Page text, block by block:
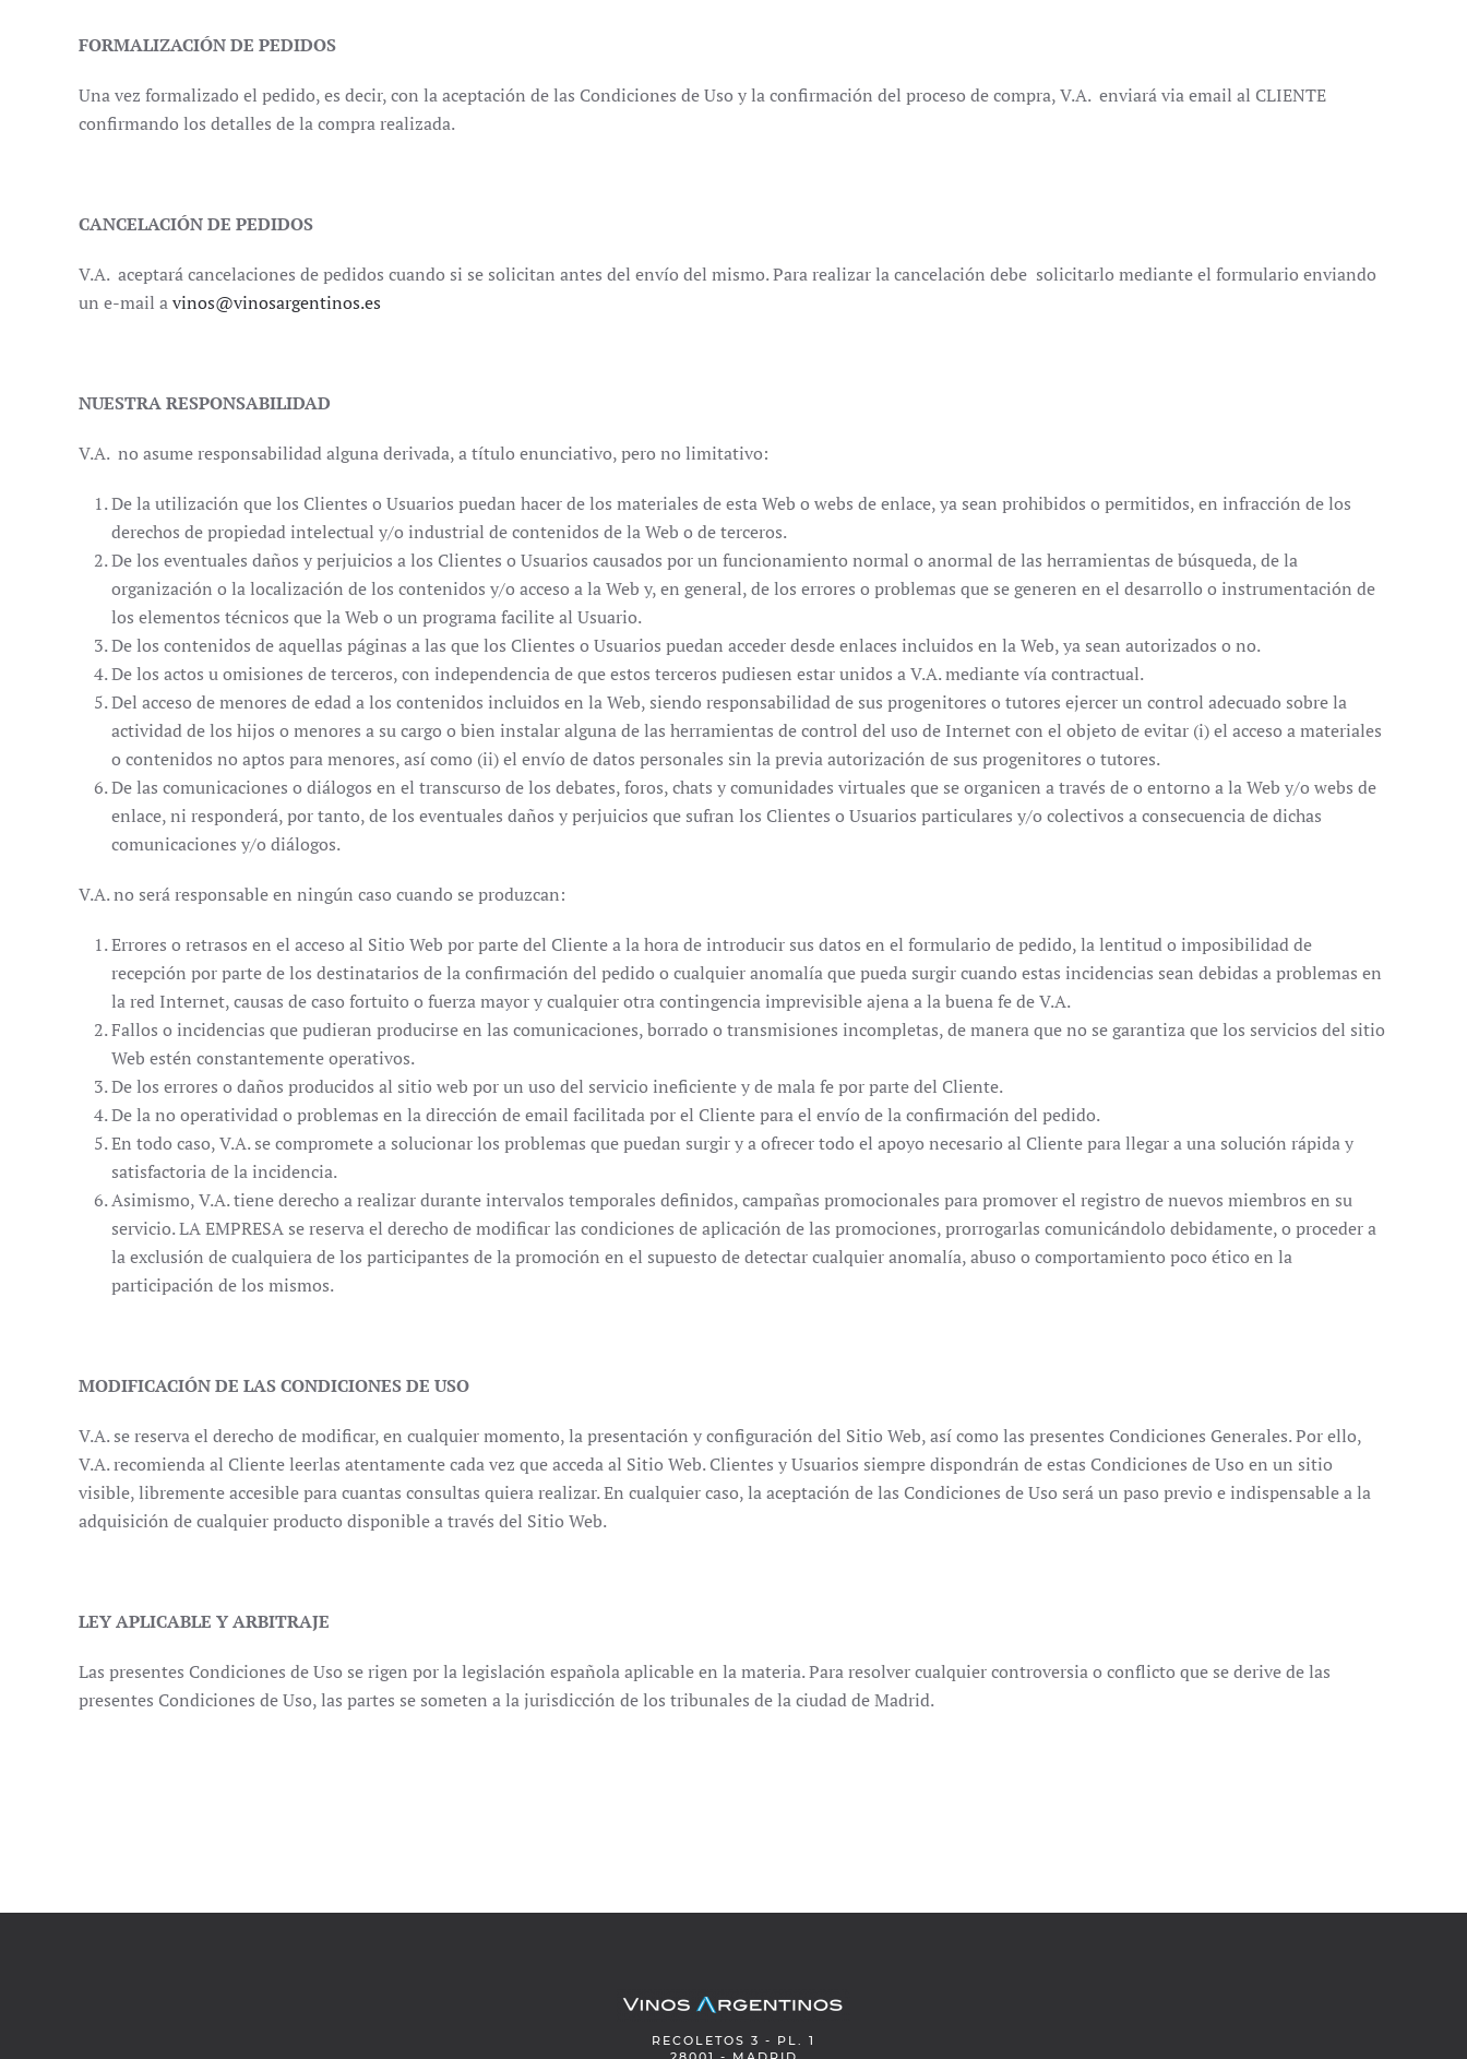
FORMALIZACIÓN DE PEDIDOS
Una vez formalizado el pedido, es decir, con la aceptación de las Condiciones de Uso y la confirmación del proceso de compra, V.A. enviará via email al CLIENTE
confirmando los detalles de la compra realizada.
CANCELACIÓN DE PEDIDOS
V.A. aceptará cancelaciones de pedidos cuando si se solicitan antes del envío del mismo. Para realizar la cancelación debe solicitarlo mediante el formulario enviando
un e-mail avinos@vinosargentinos.es
NUESTRA RESPONSABILIDAD
V.A. no asume responsabilidad alguna derivada, a título enunciativo, pero no limitativo:
De la utilización que los Clientes o Usuarios puedan hacer de los materiales de esta Web o webs de enlace, ya sean prohibidos o permitidos, en infracción de los
derechos de propiedad intelectual y/o industrial de contenidos de la Web o de terceros.
De los eventuales daños y perjuicios a los Clientes o Usuarios causados por un funcionamiento normal o anormal de las herramientas de búsqueda, de la
organización o la localización de los contenidos y/o acceso a la Web y, en general, de los errores o problemas que se generen en el desarrollo o instrumentación de
los elementos técnicos que la Web o un programa facilite al Usuario.
De los contenidos de aquellas páginas a las que los Clientes o Usuarios puedan acceder desde enlaces incluidos en la Web, ya sean autorizados o no.
De los actos u omisiones de terceros, con independencia de que estos terceros pudiesen estar unidos a V.A. mediante vía contractual.
Del acceso de menores de edad a los contenidos incluidos en la Web, siendo responsabilidad de sus progenitores o tutores ejercer un control adecuado sobre la
actividad de los hijos o menores a su cargo o bien instalar alguna de las herramientas de control del uso de Internet con el objeto de evitar (i) el acceso a materiales
o contenidos no aptos para menores, así como (ii) el envío de datos personales sin la previa autorización de sus progenitores o tutores.
De las comunicaciones o diálogos en el transcurso de los debates, foros, chats y comunidades virtuales que se organicen a través de o entorno a la Web y/o webs de
enlace, ni responderá, por tanto, de los eventuales daños y perjuicios que sufran los Clientes o Usuarios particulares y/o colectivos a consecuencia de dichas
comunicaciones y/o diálogos.
V.A. no será responsable en ningún caso cuando se produzcan:
Errores o retrasos en el acceso al Sitio Web por parte del Cliente a la hora de introducir sus datos en el formulario de pedido, la lentitud o imposibilidad de
recepción por parte de los destinatarios de la confirmación del pedido o cualquier anomalía que pueda surgir cuando estas incidencias sean debidas a problemas en
la red Internet, causas de caso fortuito o fuerza mayor y cualquier otra contingencia imprevisible ajena a la buena fe de V.A.
Fallos o incidencias que pudieran producirse en las comunicaciones, borrado o transmisiones incompletas, de manera que no se garantiza que los servicios del sitio
Web estén constantemente operativos.
De los errores o daños producidos al sitio web por un uso del servicio ineficiente y de mala fe por parte del Cliente.
De la no operatividad o problemas en la dirección de email facilitada por el Cliente para el envío de la confirmación del pedido.
En todo caso, V.A. se compromete a solucionar los problemas que puedan surgir y a ofrecer todo el apoyo necesario al Cliente para llegar a una solución rápida y
satisfactoria de la incidencia.
Asimismo, V.A. tiene derecho a realizar durante intervalos temporales definidos, campañas promocionales para promover el registro de nuevos miembros en su
servicio. LA EMPRESA se reserva el derecho de modificar las condiciones de aplicación de las promociones, prorrogarlas comunicándolo debidamente, o proceder a
la exclusión de cualquiera de los participantes de la promoción en el supuesto de detectar cualquier anomalía, abuso o comportamiento poco ético en la
participación de los mismos.
MODIFICACIÓN DE LAS CONDICIONES DE USO
V.A. se reserva el derecho de modificar, en cualquier momento, la presentación y configuración del Sitio Web, así como las presentes Condiciones Generales. Por ello,
V.A. recomienda al Cliente leerlas atentamente cada vez que acceda al Sitio Web. Clientes y Usuarios siempre dispondrán de estas Condiciones de Uso en un sitio
visible, libremente accesible para cuantas consultas quiera realizar. En cualquier caso, la aceptación de las Condiciones de Uso será un paso previo e indispensable a la
adquisición de cualquier producto disponible a través del Sitio Web.
LEY APLICABLE Y ARBITRAJE
Las presentes Condiciones de Uso se rigen por la legislación española aplicable en la materia. Para resolver cualquier controversia o conflicto que se derive de las
presentes Condiciones de Uso, las partes se someten a la jurisdicción de los tribunales de la ciudad de Madrid.
RECOLETOS 3 - PL. 1